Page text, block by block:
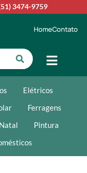
3474-9759
HomeContato
Elétricos
Ferragens
Natal
Pintura